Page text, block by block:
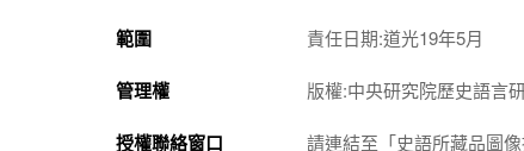
範圍 責任日期:道光19年5月
管理權 版權:中央研究院歷史語言
授權聯絡窗口
請連結至「史語所藏品圖